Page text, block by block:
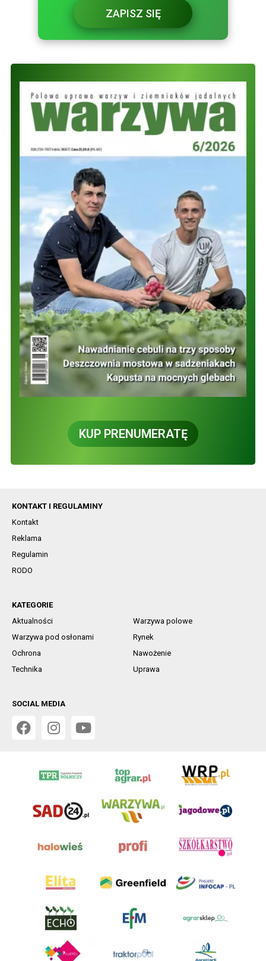
ZAPISZ SIĘ
KUP PRENUMERATĘ
KONTAKT I REGULAMINY
Kontakt
Reklama
Regulamin
RODO
KATEGORIE
Aktualności
Warzywa polowe
Warzywa pod osłonami
Rynek
Ochrona
Nawożenie
Technika
Uprawa
SOCIAL MEDIA